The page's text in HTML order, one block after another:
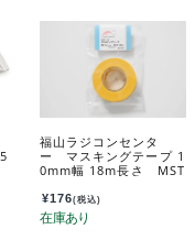
福山ラジコンセンタ
ー マスキングテープ 1
0mm幅 18m長さ MST
¥176(税込)